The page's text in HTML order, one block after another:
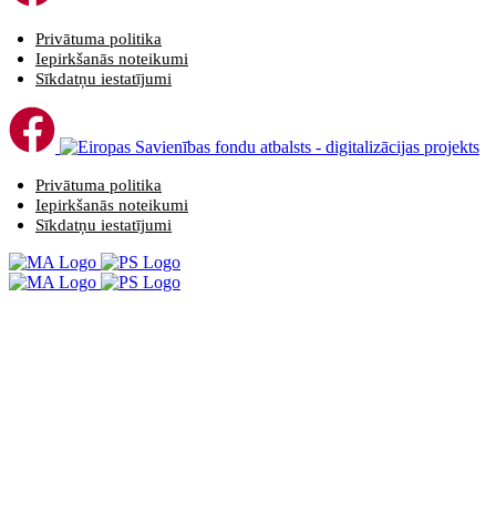
Privātuma politika
Iepirkšanās noteikumi
Sīkdatņu iestatījumi
Privātuma politika
Iepirkšanās noteikumi
Sīkdatņu iestatījumi